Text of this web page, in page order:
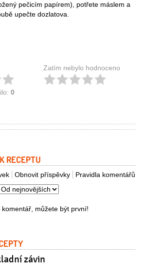
pečicím papírem), potřete máslem a
upečte dozlatova.
0
Zatím nebylo hodnoceno
K RECEPTU
Pravidla komentářů
Obnovit příspěvky
můžete být první!
závin